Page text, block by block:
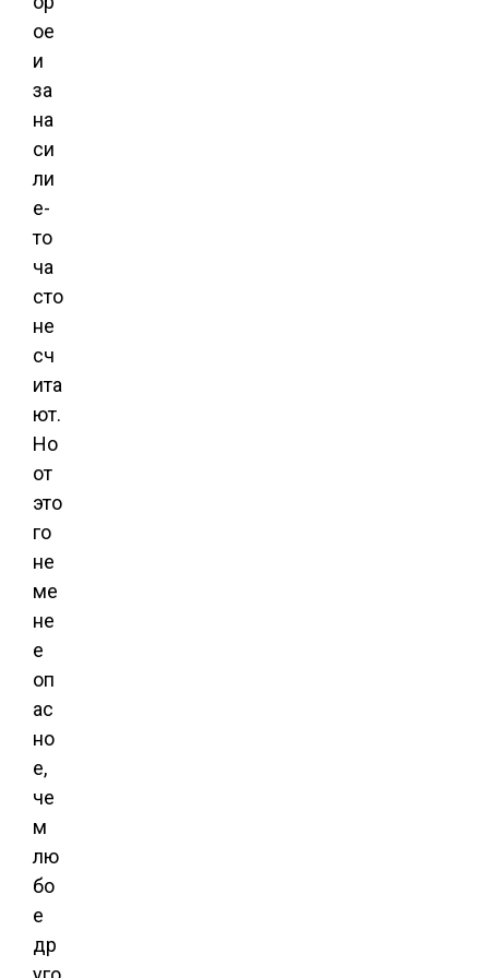
ое
и
за
на
си
ли
е-
то
ча
сто
не
сч
ита
ют.
Но
от
это
го
не
ме
не
е
оп
ас
но
е,
че
м
лю
бо
е
др